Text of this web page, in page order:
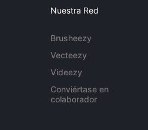
Nuestra Red
Brusheezy
Vecteezy
Videezy
Conviértase en
colaborador